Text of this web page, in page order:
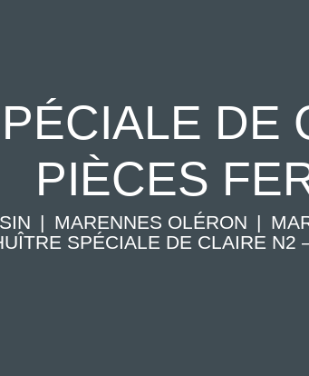
DE
PIÈCES
MARENNES OLÉRON
SPÉCIALE DE CLAIRE N2